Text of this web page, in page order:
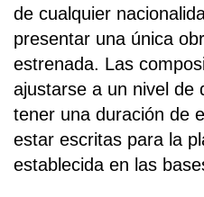
de cualquier
presentar una única
estrenada. Las
ajustarse a un nivel de
tener una duración de
estar escritas para la
establecida en las